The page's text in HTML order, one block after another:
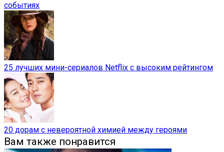
событиях
25 лучших мини-сериалов Netflix с высоким рейтингом
20 дорам с невероятной химией между героями
Вам также понравится